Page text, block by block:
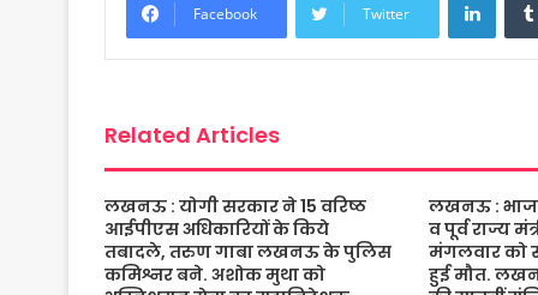
b
o
e
s
A
g
Facebook Twitter
Related Articles
लखनऊ : योगी सरकार ने 15 वरिष्ठ
आईपीएस अधिकारियों के किये
तबादले, तरुण गाबा लखनऊ के पुलिस
कमिश्नर बने. अशोक मुथा को
लखनऊ :
व पूर्व राज्य
मंगलवार को
हुई मौत.